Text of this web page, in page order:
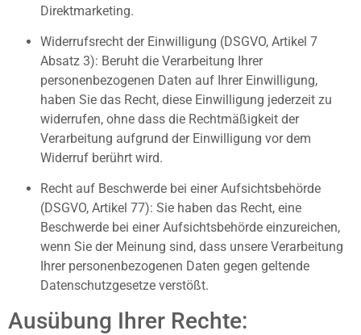
Direktmarketing.
Widerrufsrecht der Einwilligung (DSGVO, Artikel 7
Absatz 3): Beruht die Verarbeitung Ihrer
personenbezogenen Daten auf Ihrer Einwilligung,
haben Sie das Recht, diese Einwilligung jederzeit zu
widerrufen, ohne dass die Rechtmäßigkeit der
Verarbeitung aufgrund der Einwilligung vor dem
Widerruf berührt wird.
Recht auf Beschwerde bei einer Aufsichtsbehörde
(DSGVO, Artikel 77): Sie haben das Recht, eine
Beschwerde bei einer Aufsichtsbehörde einzureichen,
wenn Sie der Meinung sind, dass unsere Verarbeitung
Ihrer personenbezogenen Daten gegen geltende
Datenschutzgesetze verstößt.
Ausübung Ihrer Rechte: